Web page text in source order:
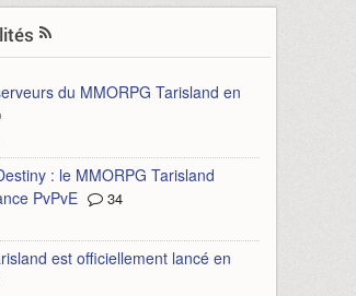
du MMORPG Tarisland en
: le MMORPG Tarisland
PvPvE
34
est officiellement lancé en